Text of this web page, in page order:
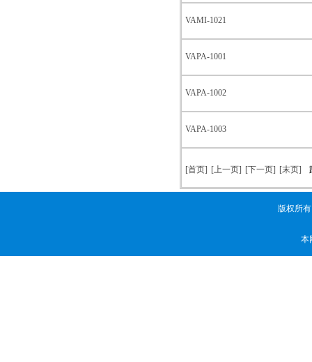
VAMI-1021
VAPA-1001
VAPA-1002
VAPA-1003
[首页] [上一页] [下一页] [末页]
版权所
本